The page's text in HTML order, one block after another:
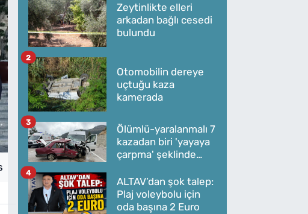
Zeytinlikte elleri
arkadan bağlı cesedi
bulundu
Otomobilin dereye
uçtuğu kaza
kamerada
2
Ölümlü-yaralanmalı 7
kazadan biri 'yayaya
çarpma' şeklinde
3
ALTAV’dan şok talep:
Plaj voleybolu için
oda başına 2 Euro
4